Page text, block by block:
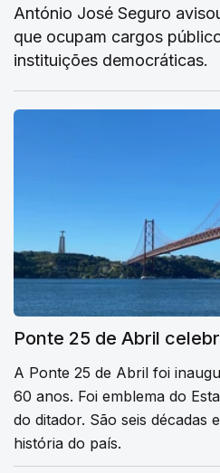
António José Seguro
que ocupam cargos
instituições democráticas.
Ponte 25 de Abril
A Ponte 25 de Abril foi
60 anos. Foi emblema do
do ditador. São seis décadas
história do país.